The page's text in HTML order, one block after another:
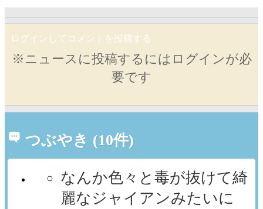
ログインしてコメントを投稿する
※ニュースに投稿するにはログインが必
要です
つぶやき (10件)
なんか色々と毒が抜けて綺
麗なジャイアンみたいに